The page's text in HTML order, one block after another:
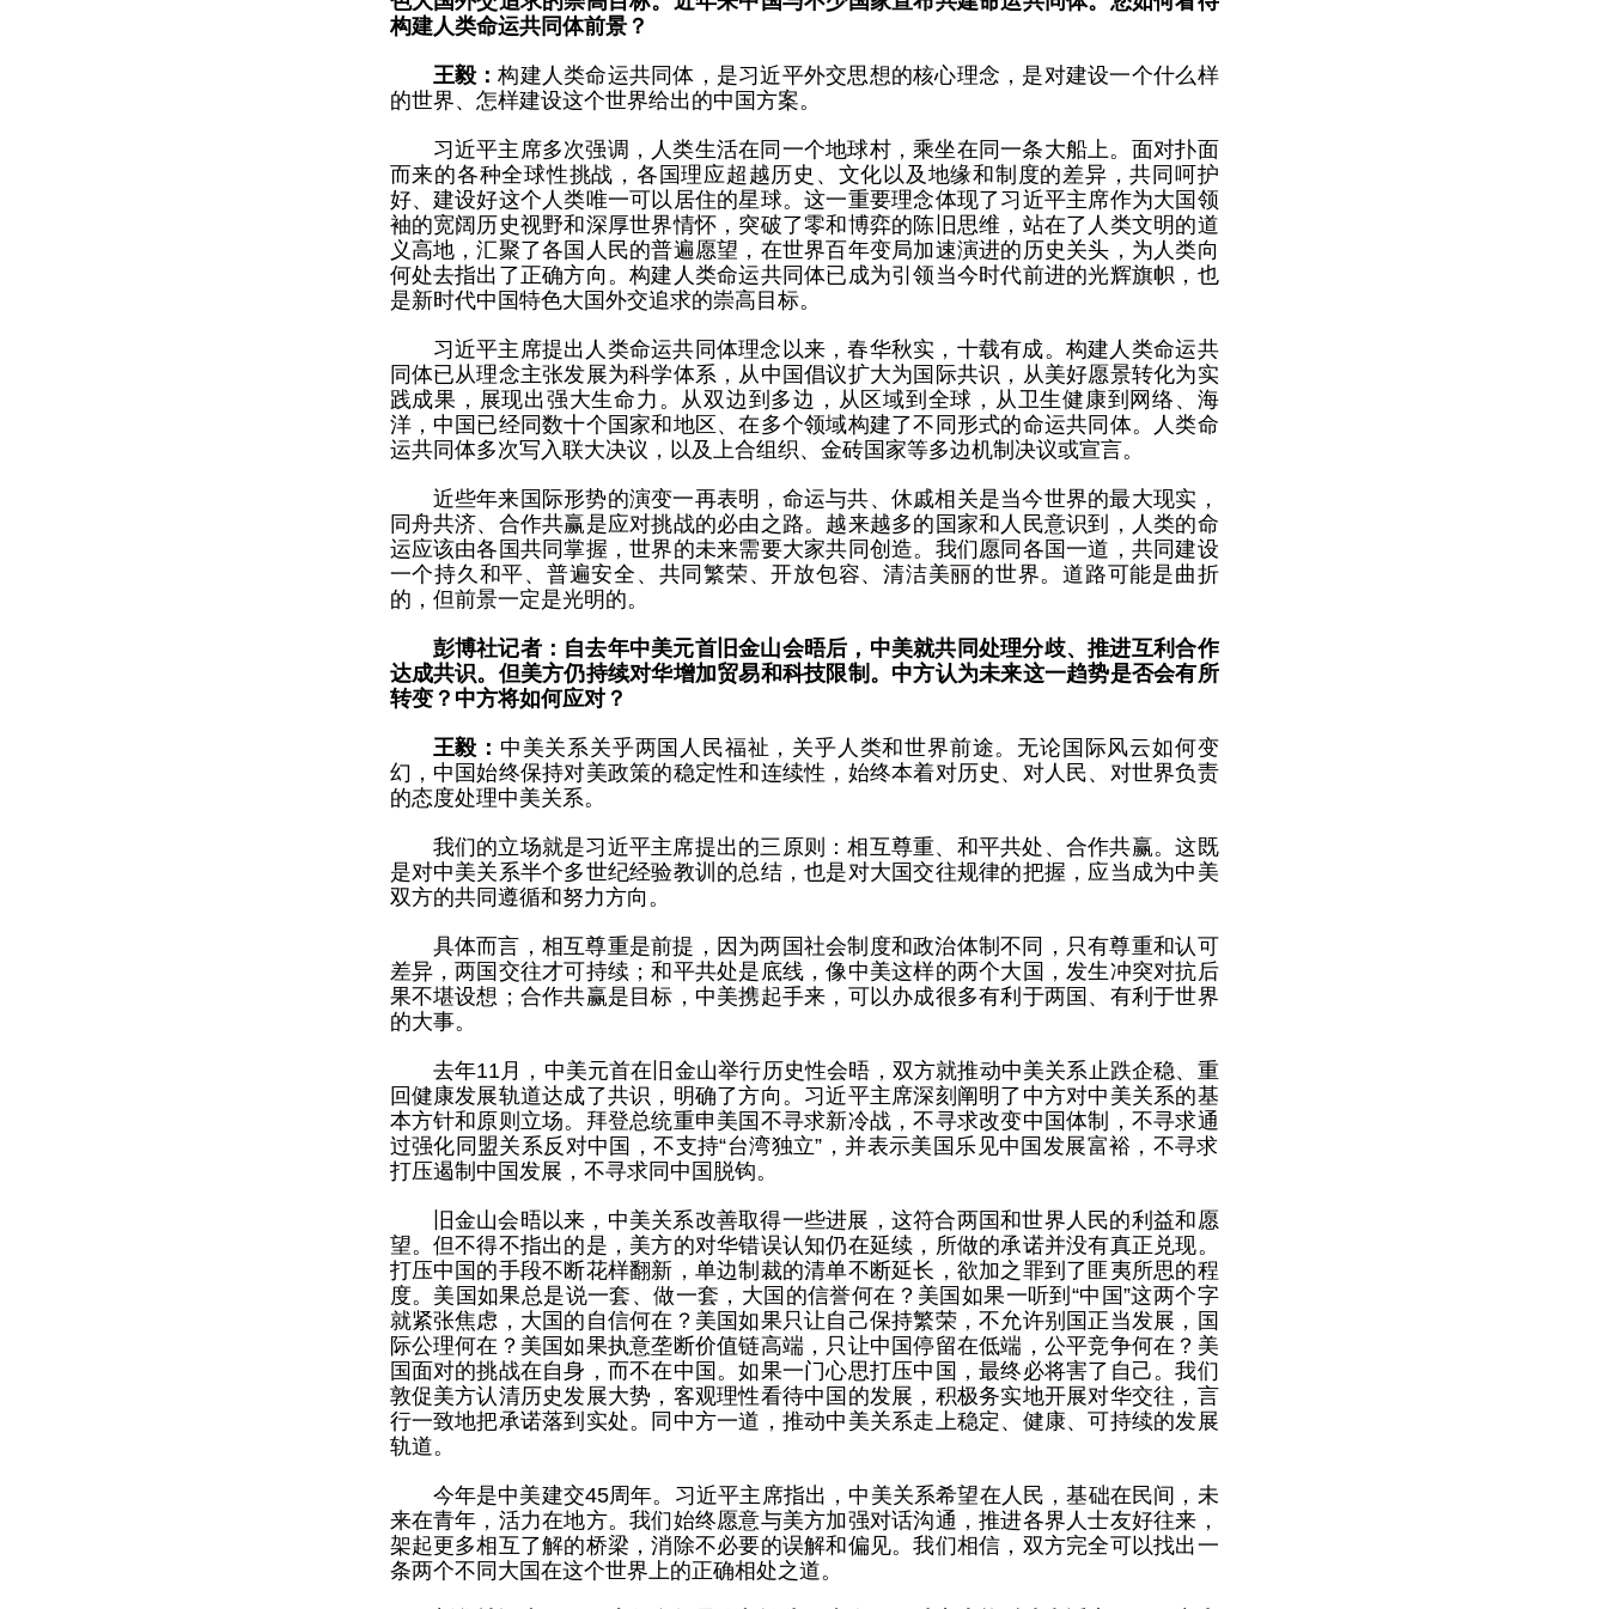
构建人类命运共同体前景？
王毅：构建人类命运共同体，是习近平外交思想的核心理念，是对建设一个什么样
的世界、怎样建设这个世界给出的中国方案。
习近平主席多次强调，人类生活在同一个地球村，乘坐在同一条大船上。面对扑面
而来的各种全球性挑战，各国理应超越历史、文化以及地缘和制度的差异，共同呵护
好、建设好这个人类唯一可以居住的星球。这一重要理念体现了习近平主席作为大国领
袖的宽阔历史视野和深厚世界情怀，突破了零和博弈的陈旧思维，站在了人类文明的道
义高地，汇聚了各国人民的普遍愿望，在世界百年变局加速演进的历史关头，为人类向
何处去指出了正确方向。构建人类命运共同体已成为引领当今时代前进的光辉旗帜，也
是新时代中国特色大国外交追求的崇高目标。
习近平主席提出人类命运共同体理念以来，春华秋实，十载有成。构建人类命运共
同体已从理念主张发展为科学体系，从中国倡议扩大为国际共识，从美好愿景转化为实
践成果，展现出强大生命力。从双边到多边，从区域到全球，从卫生健康到网络、海
洋，中国已经同数十个国家和地区、在多个领域构建了不同形式的命运共同体。人类命
运共同体多次写入联大决议，以及上合组织、金砖国家等多边机制决议或宣言。
近些年来国际形势的演变一再表明，命运与共、休戚相关是当今世界的最大现实，
同舟共济、合作共赢是应对挑战的必由之路。越来越多的国家和人民意识到，人类的命
运应该由各国共同掌握，世界的未来需要大家共同创造。我们愿同各国一道，共同建设
一个持久和平、普遍安全、共同繁荣、开放包容、清洁美丽的世界。道路可能是曲折
的，但前景一定是光明的。
彭博社记者：自去年中美元首旧金山会晤后，中美就共同处理分歧、推进互利合作
达成共识。但美方仍持续对华增加贸易和科技限制。中方认为未来这一趋势是否会有所
转变？中方将如何应对？
王毅： 中美关系关乎两国人民福祉，关乎人类和世界前途。无论国际风云如何变
幻，中国始终保持对美政策的稳定性和连续性，始终本着对历史、对人民、对世界负责
的态度处理中美关系。
我们的立场就是习近平主席提出的三原则：相互尊重、和平共处、合作共赢。这既
是对中美关系半个多世纪经验教训的总结，也是对大国交往规律的把握，应当成为中美
双方的共同遵循和努力方向。
具体而言，相互尊重是前提，因为两国社会制度和政治体制不同，只有尊重和认可
差异，两国交往才可持续；和平共处是底线，像中美这样的两个大国，发生冲突对抗后
果不堪设想；合作共赢是目标，中美携起手来，可以办成很多有利于两国、有利于世界
的大事。
去年11月，中美元首在旧金山举行历史性会晤，双方就推动中美关系止跌企稳、重
回健康发展轨道达成了共识，明确了方向。习近平主席深刻阐明了中方对中美关系的基
本方针和原则立场。拜登总统重申美国不寻求新冷战，不寻求改变中国体制，不寻求通
过强化同盟关系反对中国，不支持“台湾独立”，并表示美国乐见中国发展富裕，不寻求
打压遏制中国发展，不寻求同中国脱钩。
旧金山会晤以来，中美关系改善取得一些进展，这符合两国和世界人民的利益和愿
望。但不得不指出的是，美方的对华错误认知仍在延续，所做的承诺并没有真正兑现。
打压中国的手段不断花样翻新，单边制裁的清单不断延长，欲加之罪到了匪夷所思的程
度。美国如果总是说一套、做一套，大国的信誉何在？美国如果一听到“中国”这两个字
就紧张焦虑，大国的自信何在？美国如果只让自己保持繁荣，不允许别国正当发展，国
际公理何在？美国如果执意垄断价值链高端，只让中国停留在低端，公平竞争何在？美
国面对的挑战在自身，而不在中国。如果一门心思打压中国，最终必将害了自己。我们
敦促美方认清历史发展大势，客观理性看待中国的发展，积极务实地开展对华交往，言
行一致地把承诺落到实处。同中方一道，推动中美关系走上稳定、健康、可持续的发展
轨道。
今年是中美建交45周年。习近平主席指出，中美关系希望在人民，基础在民间，未
来在青年，活力在地方。我们始终愿意与美方加强对话沟通，推进各界人士友好往来，
架起更多相互了解的桥梁，消除不必要的误解和偏见。我们相信，双方完全可以找出一
条两个不同大国在这个世界上的正确相处之道。